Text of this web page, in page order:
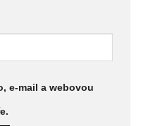
e-mail a webovou